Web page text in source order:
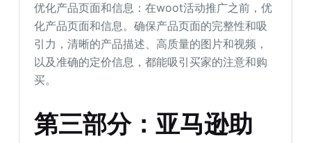
优化产品页面和信息：在woot活动推广之前，优
化产品页面和信息。确保产品页面的完整性和吸
引力，清晰的产品描述、高质量的图片和视频，
以及准确的定价信息，都能吸引买家的注意和购
买。
第三部分：亚马逊助